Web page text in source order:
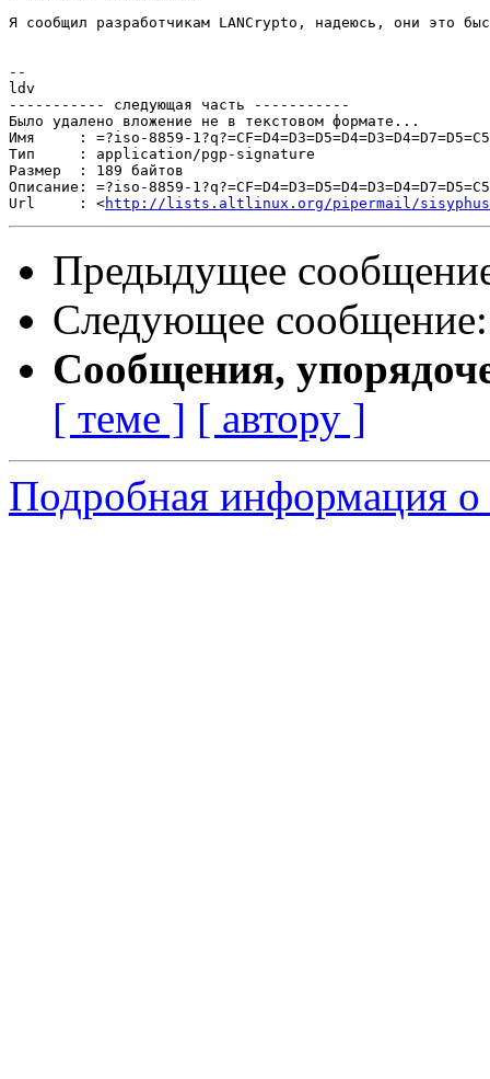
Я сообщил разработчикам LANCrypto, надеюсь, они это
--
ldv
----------- следующая часть -----------
Было удалено вложение не в текстовом формате...
Имя     : =?iso-8859-
Тип     : application/pgp-signature
Размер  : 189 байтов
Описание: =?iso-8859-
Url     : <http://lists.altlinux.org/pipermail/sisyphus/
Предыдущее
Следующее
Сообщения,
[ теме ] [ автору ]
Подробная информация о